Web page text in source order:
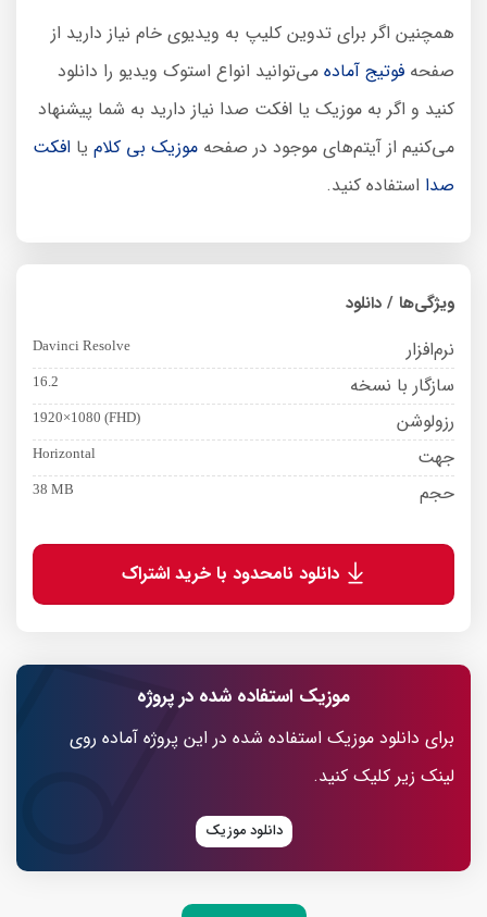
همچنین اگر برای تدوین کلیپ به ویدیوی خام نیاز دارید از
صفحه فوتیج آماده می‌توانید انواع استوک ویدیو را دانلود
کنید و اگر به موزیک یا افکت صدا نیاز دارید به شما پیشنهاد
می‌کنیم از آیتم‌های موجود در صفحه موزیک بی کلام یا افکت
صدا استفاده کنید.
ویژگی‌ها / دانلود
نرم‌افزار Davinci Resolve
سازگار با نسخه 16.2
رزولوشن 1920×1080 (FHD)
جهت Horizontal
حجم 38 MB
دانلود نامحدود با خرید اشتراک
موزیک استفاده شده در پروژه
برای دانلود موزیک استفاده شده در این پروژه آماده روی
لینک زیر کلیک کنید.
دانلود موزیک